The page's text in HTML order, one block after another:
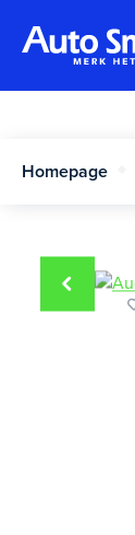
Homepage